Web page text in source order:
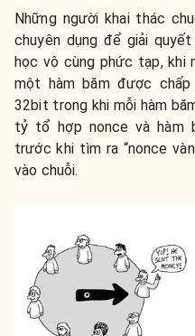
Những người khai thác
chuyên dụng để giải
học vô cùng phức tạp, khi
một hàm băm được
32bit trong khi mỗi hàm
tỷ tổ hợp nonce và hàm
trước khi tìm ra “nonce
vào chuỗi.